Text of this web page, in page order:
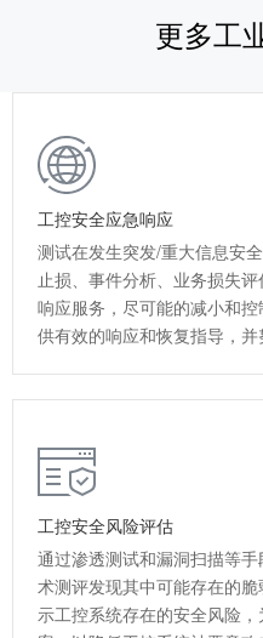
MPV制造装配及研发、储
生产基地，为落实网络安全
更多工
工控安全应急响应
测试在发生突发/重大信息安
止损、事件分析、业务损失
响应服务，尽可能的减小和
供有效的响应和恢复指导，并
工控安全风险评估
通过渗透测试和漏洞扫描等
术测评发现其中可能存在的
示工控系统存在的安全风险